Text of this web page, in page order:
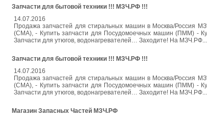
Запчасти для бытовой техники !!! МЗЧ.РФ !!!
14.07.2016
Продажа запчастей для стиральных машин в Москва/Россия
(СМА), - Купить запчасти для Посудомоечных машин (ПММ) -
Запчасти для утюгов, водонагревателей… Заходите! На
Запчасти для бытовой техники !!! МЗЧ.РФ !!!
14.07.2016
Продажа запчастей для стиральных машин в Москва/Россия
(СМА), - Купить запчасти для Посудомоечных машин (ПММ) -
Запчасти для утюгов, водонагревателей… Заходите! На
Магазин Запасных Частей МЗЧ.РФ